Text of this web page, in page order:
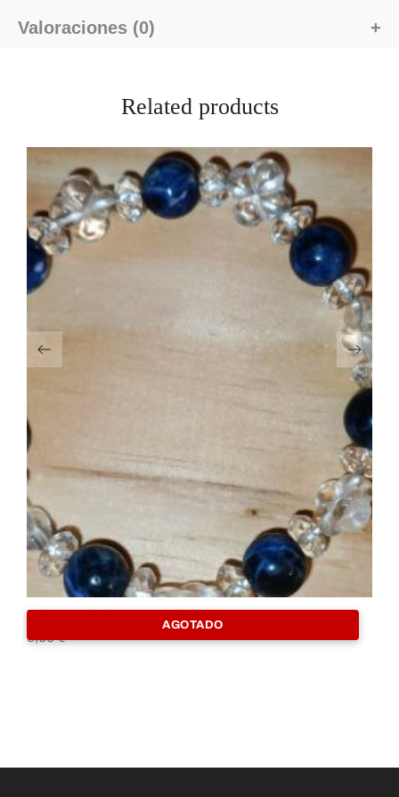
Valoraciones (0)
Related products
AGOTADO
Pulsera Trébol Cuarzo Y Sodalita 8mm
9,00€